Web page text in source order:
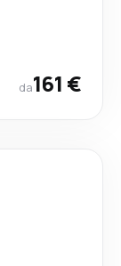
da161 €